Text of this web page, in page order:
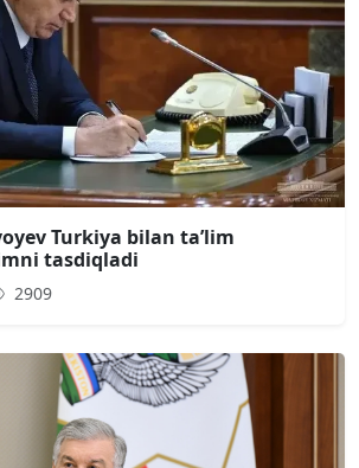
Turkiya bilan taʼlim
tasdiqladi
2909